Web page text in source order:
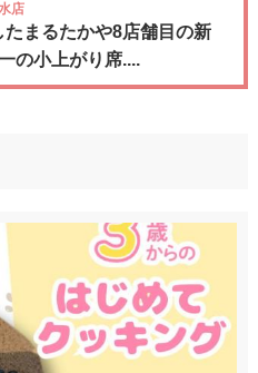
店
まるたかや8店舗目の新
の小上がり席....